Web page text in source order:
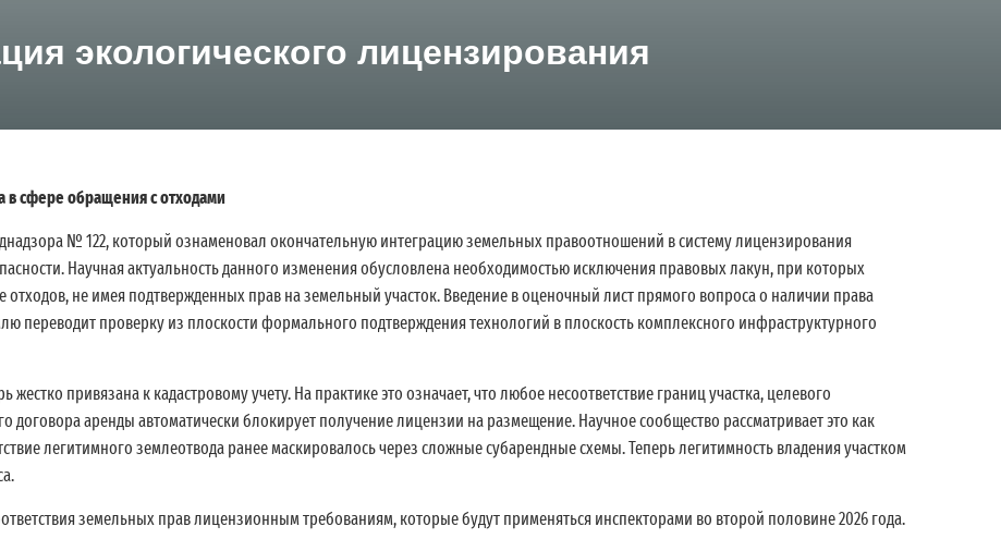
экологического лицензирования
в сфере обращения с отходами
№ 122, который ознаменовал окончательную интеграцию земельных правоотношений в систему лицензирования
Научная актуальность данного изменения обусловлена необходимостью исключения правовых лакун, при которых
не имея подтвержденных прав на земельный участок. Введение в оценочный лист прямого вопроса о наличии права
переводит проверку из плоскости формального подтверждения технологий в плоскость комплексного инфраструктурного
привязана к кадастровому учету. На практике это означает, что любое несоответствие границ участка, целевого
договора аренды автоматически блокирует получение лицензии на размещение. Научное сообщество рассматривает это как
легитимного землеотвода ранее маскировалось через сложные субарендные схемы. Теперь легитимность владения участком
земельных прав лицензионным требованиям, которые будут применяться инспекторами во второй половине 2026 года.